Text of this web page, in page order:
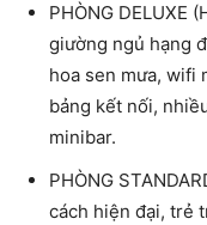
PHÒNG DELUXE
giường ngủ hạng
hoa sen mưa, wifi
bảng kết nối,
minibar.
PHÒNG
cách hiện đại, trẻ